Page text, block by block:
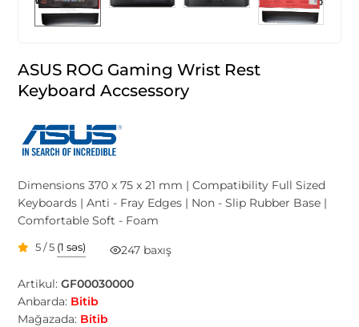
ASUS ROG Gaming Wrist Rest
Keyboard Accsessory
Dimensions 370 x 75 x 21 mm | Compatibility Full Sized
Keyboards | Anti - Fray Edges | Non - Slip Rubber Base |
Comfortable Soft - Foam
5 / 5 (1 səs) 247 baxış
Artikul:GF00030000
Anbarda: Bitib
Mağazada: Bitib